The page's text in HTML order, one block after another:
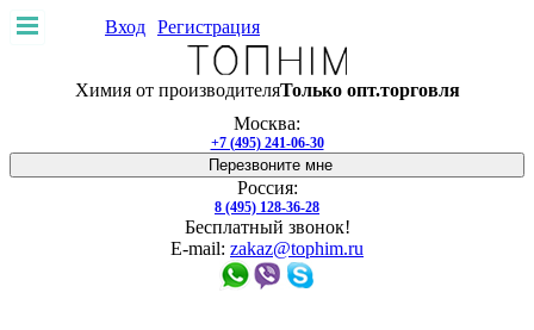
Доставка и
Производители
Договор-оферта
Доставка и оплата Гарантия Услуги Отзывы
О нас
Адреса магазинов Производство
Вход Регистрация
Химия от производителяТолько опт.торговля
Москва:
+7 (495) 241-06-30
Перезвоните мне
Россия:
8 (495) 128-36-28
Бесплатный звонок!
E-mail: zakaz@tophim.ru